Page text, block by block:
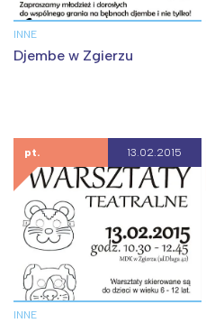
INNE
Djembe w Zgierzu
pt. 13.02.2015
INNE